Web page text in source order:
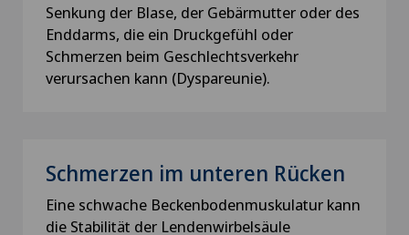
Senkung der Blase, der Gebärmutter oder des
Enddarms, die ein Druckgefühl oder
Schmerzen beim Geschlechtsverkehr
verursachen kann (Dyspareunie).
Schmerzen im unteren Rücken
Eine schwache Beckenbodenmuskulatur kann
die Stabilität der Lendenwirbelsäule